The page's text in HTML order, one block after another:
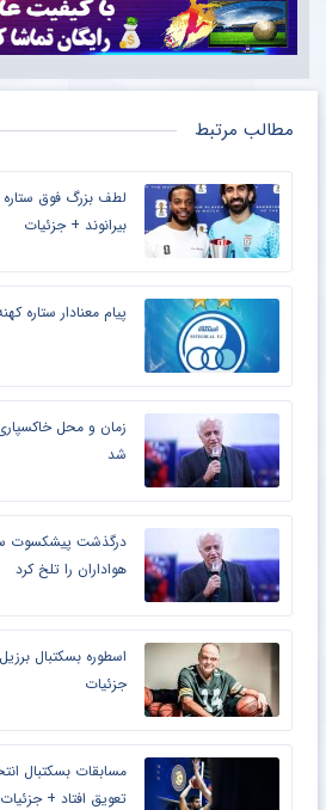
مطالب مرتبط
لطف بزرگ فوق ستاره
بیرانوند + جزئیات
پیام معنادار ستاره
زمان و محل
شد
درگذشت پیشکسوت
هواداران را تلخ کرد
اسطوره بسکتبال
جزئیات
مسابقات بسکتبال
تعویق افتاد + جزئیات